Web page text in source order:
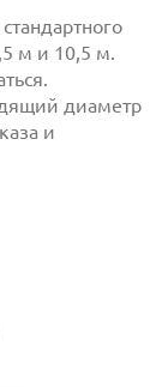
м и 10,5 м.
диаметр
и